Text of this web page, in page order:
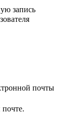
запись
почты